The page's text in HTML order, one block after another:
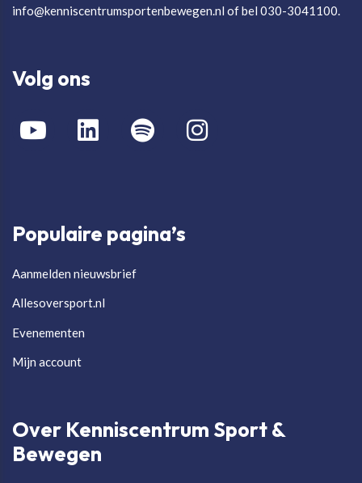
info@kenniscentrumsportenbewegen.nl of bel 030-3041100.
Volg ons
Populaire pagina’s
Aanmelden nieuwsbrief
Allesoversport.nl
Evenementen
Mijn account
Over Kenniscentrum Sport &
Bewegen